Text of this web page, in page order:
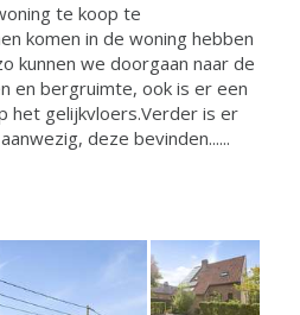
te koop te
komen in de woning hebben
kunnen we doorgaan naar de
en bergruimte, ook is er een
het gelijkvloers.Verder is er
deze bevinden......